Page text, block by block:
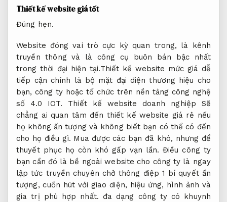
Thiết kế website giá tốt
Đúng hẹn.
Website đóng vai trò cực kỳ quan trong, là kênh
truyền thông và là công cụ buôn bán bậc nhất
trong thời đại hiện tại.Thiết kế website mức giá dễ
tiếp cận chính là bộ mặt đại diện thương hiệu cho
bạn, công ty hoặc tổ chức trên nền tảng công nghệ
số 4.0 IOT. Thiết kế website doanh nghiệp Sẽ
chẳng ai quan tâm đến thiết kế website giá rẻ nếu
họ không ấn tượng và không biết bạn có thể có đến
cho họ điều gì. Mua được các bạn đã khó, nhưng để
thuyết phục họ còn khó gấp vạn lần. Điều công ty
bạn cần đó là bề ngoài website cho công ty là ngay
lập tức truyền chuyên chở thông điệp 1 bí quyết ấn
tượng, cuốn hút với giao diện, hiệu ứng, hình ảnh và
gia trị phù hợp nhất. đa dạng công ty có khuynh